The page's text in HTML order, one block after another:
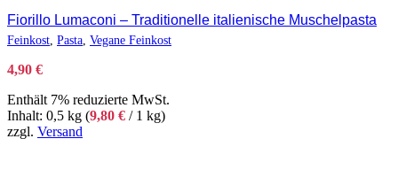
Fiorillo Lumaconi – Traditionelle italienische Muschelpasta
Feinkost, Pasta, Vegane Feinkost
4,90 €
Enthält 7% reduzierte MwSt.
Inhalt: 0,5 kg (9,80 € / 1 kg)
zzgl. Versand